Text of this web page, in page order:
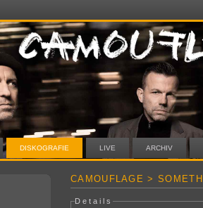
DISKOGRAFIE LIVE ARCHIV
CAMOUFLAGE >
Details